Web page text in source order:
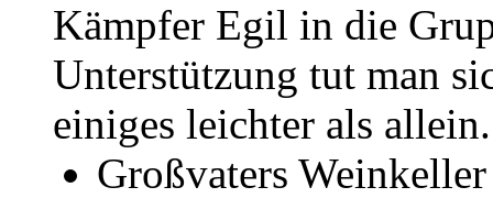
Kämpfer Egil in die
Unterstützung tut man
einiges leichter als
Großvaters